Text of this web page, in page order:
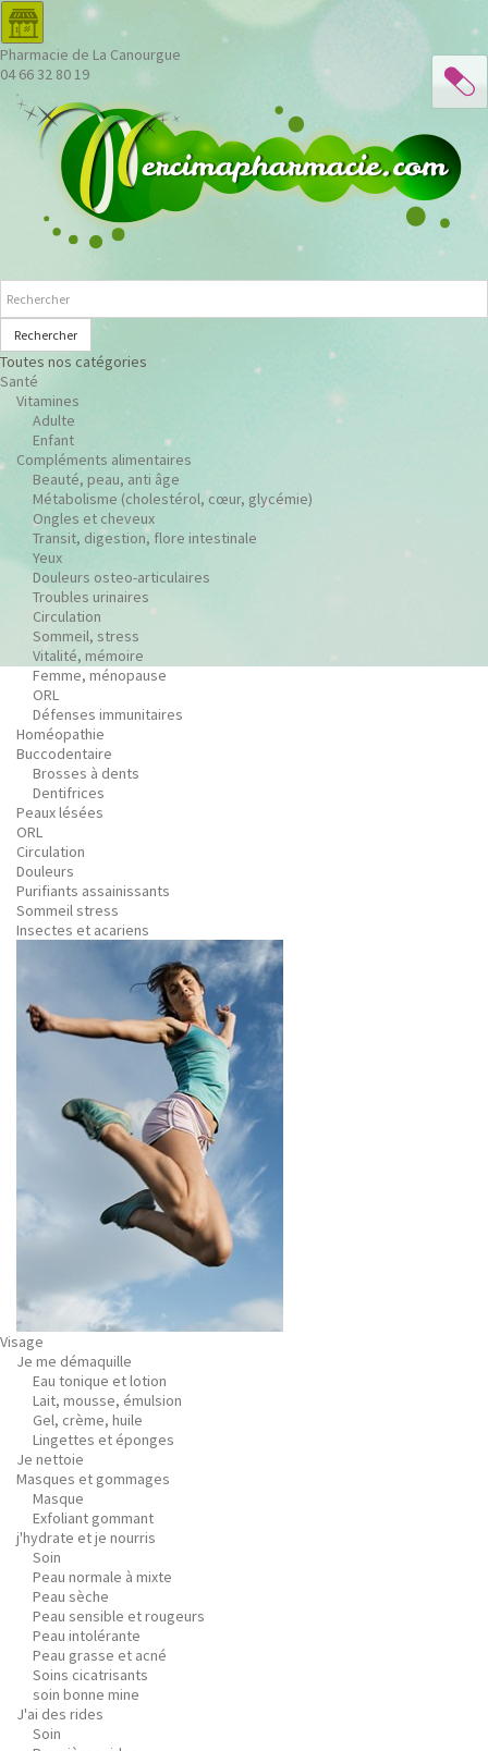
Pharmacie de La Canourgue
04 66 32 80 19
Rechercher
Toutes nos catégories
Santé
Vitamines
Adulte
Enfant
Compléments alimentaires
Beauté, peau, anti âge
Métabolisme (cholestérol, cœur, glycémie)
Ongles et cheveux
Transit, digestion, flore intestinale
Yeux
Douleurs osteo-articulaires
Troubles urinaires
Circulation
Sommeil, stress
Vitalité, mémoire
Femme, ménopause
ORL
Défenses immunitaires
Homéopathie
Buccodentaire
Brosses à dents
Dentifrices
Peaux lésées
ORL
Circulation
Douleurs
Purifiants assainissants
Sommeil stress
Insectes et acariens
Visage
Je me démaquille
Eau tonique et lotion
Lait, mousse, émulsion
Gel, crème, huile
Lingettes et éponges
Je nettoie
Masques et gommages
Masque
Exfoliant gommant
j'hydrate et je nourris
Soin
Peau normale à mixte
Peau sèche
Peau sensible et rougeurs
Peau intolérante
Peau grasse et acné
Soins cicatrisants
soin bonne mine
J'ai des rides
Soin